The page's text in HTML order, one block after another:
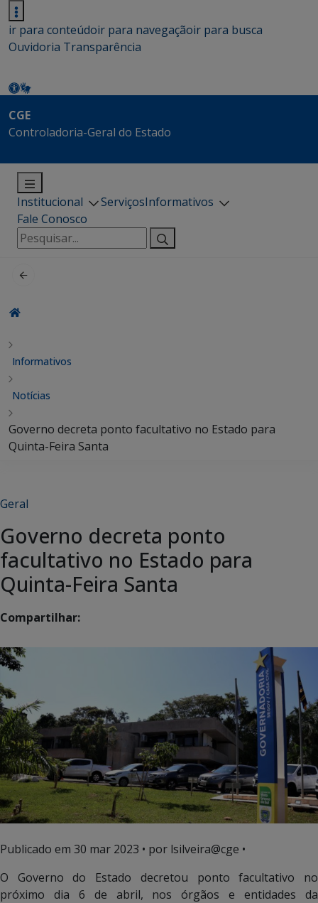
ir para conteúdoir para navegaçãoir para busca
Ouvidoria Transparência
CGE
Controladoria-Geral do Estado
Institucional ServiçosInformativos
Fale Conosco
Pesquisar
por:
Informativos
Notícias
Governo decreta ponto facultativo no Estado para
Quinta-Feira Santa
Geral
Governo decreta ponto
facultativo no Estado para
Quinta-Feira Santa
Compartilhar:
Publicado em 30 mar 2023 • por lsilveira@cge •
O Governo do Estado decretou ponto facultativo no
próximo dia 6 de abril, nos órgãos e entidades da